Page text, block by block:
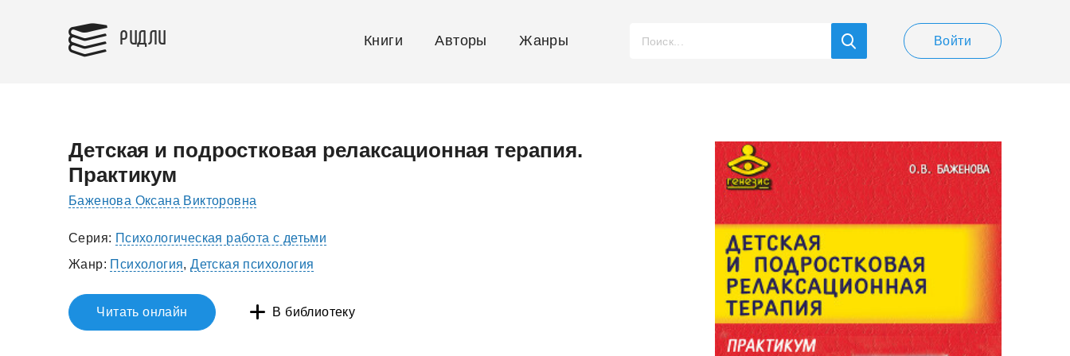
РИДЛИ Книги Авторы Жанры Войти
Детская и подростковая релаксационная терапия.
Практикум
Баженова Оксана Викторовна
Серия: Психологическая работа с детьми
Жанр: Психология,Детская психология
Читать онлайн В библиотеку